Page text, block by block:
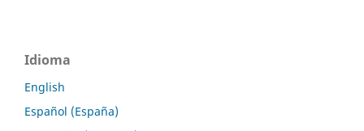
Idioma
English
Español (España)